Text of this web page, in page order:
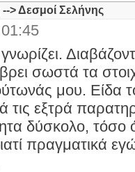
> Δεσμοί Σελήνης
σωστά τα
μου. Είδα
τις εξτρά
δύσκολο,
πραγματικά